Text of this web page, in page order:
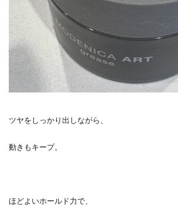
ツヤをしっかり出しながら、
動きもキープ。
ほどよいホールド力で、